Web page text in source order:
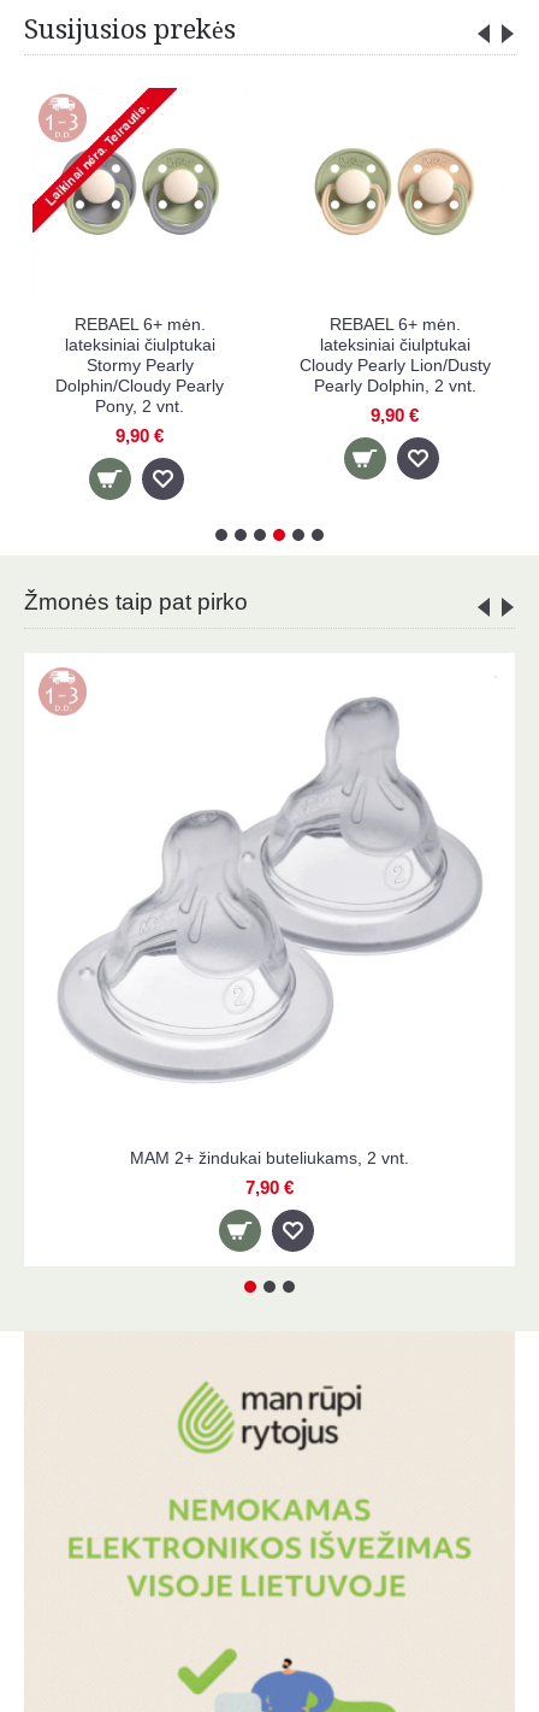
Susijusios prekės
REBAEL 0-6 mėn.
lateksiniai čiulptukai
Cloudy Pearly Lion/Dusty
Pearly Dolphin, 2 vnt.
9,90 €
REBAEL 0-6 mėn.
lateksiniai čiulptukai
Tornado Pearly Rhino /
Frosty Pearly Rhino, 2
9,90 €
Žmonės taip pat pirko
buteliukams, 2 vnt.